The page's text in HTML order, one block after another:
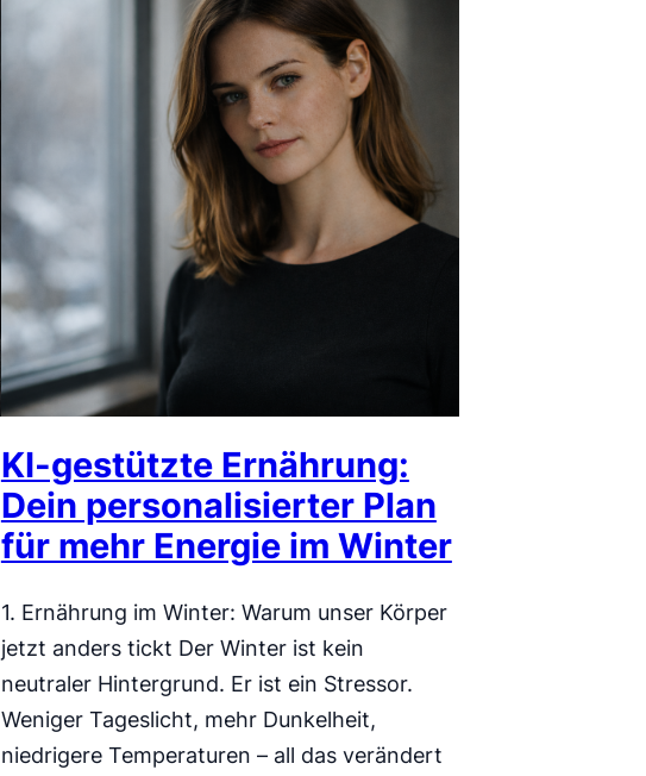
KI-gestützte Ernährung:
Dein personalisierter Plan
für mehr Energie im Winter
1. Ernährung im Winter: Warum unser Körper
jetzt anders tickt Der Winter ist kein
neutraler Hintergrund. Er ist ein Stressor.
Weniger Tageslicht, mehr Dunkelheit,
niedrigere Temperaturen – all das verändert